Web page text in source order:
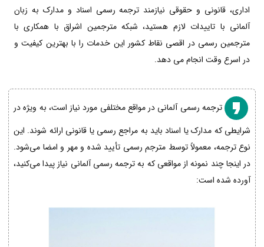
اداری، قانونی و حقوقی نیازمند ترجمه رسمی اسناد و مدارک به زبان
آلمانی با تاییدات لازم هستید، شبکه مترجمین اشراق با همکاری با
مترجمین رسمی در اقصی نقاط کشور این خدمات را با بهترین کیفیت و
در اسرع وقت انجام می دهد.
ترجمه رسمی آلمانی در مواقع مختلفی مورد نیاز است، به ویژه در
شرایطی که مدارک یا اسناد باید به مراجع رسمی یا قانونی ارائه شوند. این
نوع ترجمه، معمولاً توسط مترجم رسمی تأیید شده و مهر و امضا می‌شود.
در اینجا چند نمونه از مواقعی که به ترجمه رسمی آلمانی نیاز پیدا می‌کنید،
آورده شده است: